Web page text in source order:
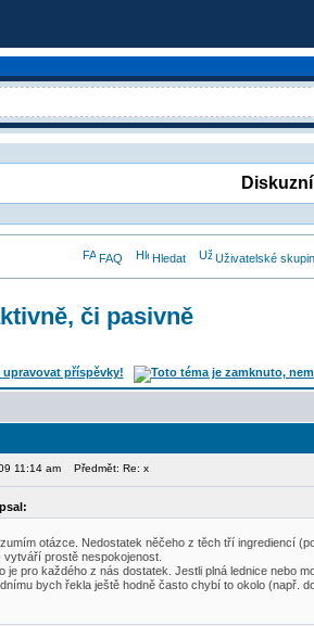
FAQ Hledat Uživatelské
či pasivně
11:14 am Předmět: Re: x
otázce. Nedostatek něčeho z těch tří ingrediencí
prostě nespokojenost.
je pro každého z nás dostatek. Jestli plná lednice nebo
bych řekla ještě hodně často chybí to okolo (např.